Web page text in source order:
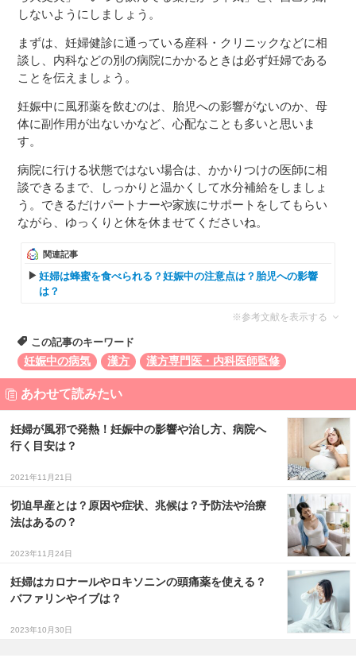
しないようにしましょう。
まずは、妊婦健診に通っている産科・クリニックなどに相
談し、内科などの別の病院にかかるときは必ず妊婦である
ことを伝えましょう。
妊娠中に風邪薬を飲むのは、胎児への影響がないのか、母
体に副作用が出ないかなど、心配なことも多いと思いま
す。
病院に行ける状態ではない場合は、かかりつけの医師に相
談できるまで、しっかりと温かくして水分補給をしましょ
う。できるだけパートナーや家族にサポートをしてもらい
ながら、ゆっくりと休を休ませてくださいね。
関連記事
妊婦は蜂蜜を食べられる？妊娠中の注意点は？胎児への影響
は？
※参考文献を表示する
この記事のキーワード
妊娠中の病気
漢方 漢方専門医・内科医師監修
あわせて読みたい
妊婦が風邪で発熱！妊娠中の影響や治し方、病院へ
行く目安は？
2021年11月21日
切迫早産とは？原因や症状、兆候は？予防法や治療
法はあるの？
2023年11月24日
妊婦はカロナールやロキソニンの頭痛薬を使える？
バファリンやイブは？
2023年10月30日